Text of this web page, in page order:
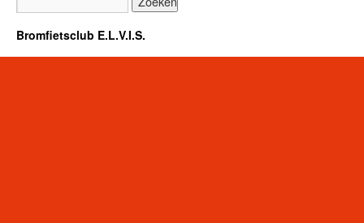
Bromfietsclub E.L.V.I.S.